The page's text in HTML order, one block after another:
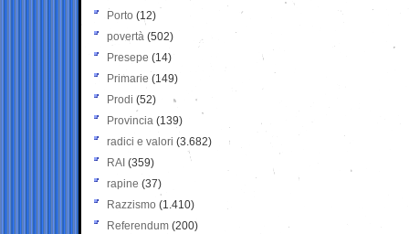
Porto (12)
povertà (502)
Presepe (14)
Primarie (149)
Prodi (52)
Provincia (139)
radici e valori (3.682)
RAI (359)
rapine (37)
Razzismo (1.410)
Referendum (200)